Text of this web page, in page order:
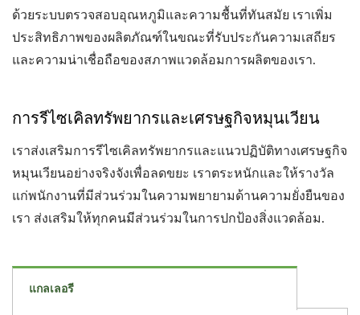
ด้วยระบบตรวจสอบอุณหภูมิและความชื้นที่ทันสมัย เราเพิ่ม
ประสิทธิภาพของผลิตภัณฑ์ในขณะที่รับประกันความเสถียร
และความน่าเชื่อถือของสภาพแวดล้อมการผลิตของเรา.
การรีไซเคิลทรัพยากรและเศรษฐกิจหมุนเวียน
เราส่งเสริมการรีไซเคิลทรัพยากรและแนวปฏิบัติทางเศรษฐกิจ
หมุนเวียนอย่างจริงจังเพื่อลดขยะ เราตระหนักและให้รางวัล
แก่พนักงานที่มีส่วนร่วมในความพยายามด้านความยั่งยืนของ
เรา ส่งเสริมให้ทุกคนมีส่วนร่วมในการปกป้องสิ่งแวดล้อม.
แกลเลอรี